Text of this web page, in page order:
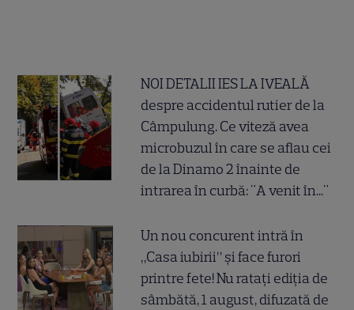
NOI DETALII IES LA IVEALĂ
despre accidentul rutier de la
Câmpulung. Ce viteză avea
microbuzul în care se aflau cei
de la Dinamo 2 înainte de
intrarea în curbă: "A venit în..."
Un nou concurent intră în
„Casa iubirii” și face furori
printre fete! Nu ratați ediția de
sâmbătă, 1 august, difuzată de